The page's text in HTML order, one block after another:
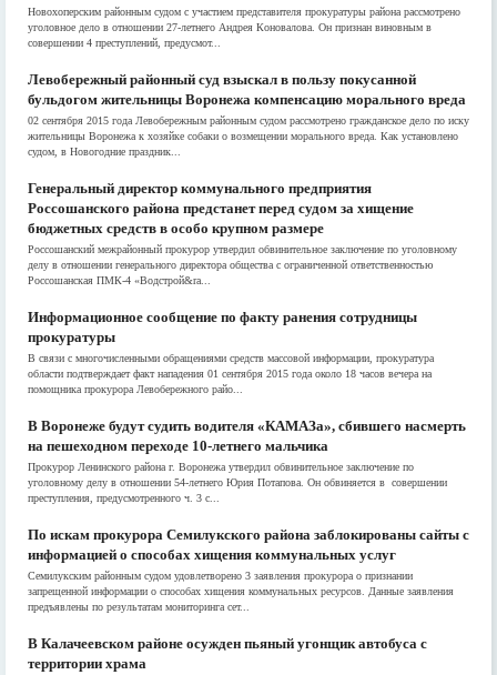
Новохоперским районным судом с участием представителя прокуратуры района рассмотрено
уголовное дело в отношении 27-летнего Андрея Коновалова. Он признан виновным в
совершении 4 преступлений, предусмот...
Левобережный районный суд взыскал в пользу покусанной
бульдогом жительницы Воронежа компенсацию морального вреда
02 сентября 2015 года Левобережным районным судом рассмотрено гражданское дело по иску
жительницы Воронежа к хозяйке собаки о возмещении морального вреда. Как установлено
судом, в Новогодние праздник...
Генеральный директор коммунального предприятия
Россошанского района предстанет перед судом за хищение
бюджетных средств в особо крупном размере
Россошанский межрайонный прокурор утвердил обвинительное заключение по уголовному
делу в отношении генерального директора общества с ограниченной ответственностью
Россошанская ПМК-4 «Водстрой&ra...
Информационное сообщение по факту ранения сотрудницы
прокуратуры
В связи с многочисленными обращениями средств массовой информации, прокуратура
области подтверждает факт нападения 01 сентября 2015 года около 18 часов вечера на
помощника прокурора Левобережного райо...
В Воронеже будут судить водителя «КАМАЗа», сбившего насмерть
на пешеходном переходе 10-летнего мальчика
Прокурор Ленинского района г. Воронежа утвердил обвинительное заключение по
уголовному делу в отношении 54-летнего Юрия Потапова. Он обвиняется в совершении
преступления, предусмотренного ч. 3 с...
По искам прокурора Семилукского района заблокированы сайты с
информацией о способах хищения коммунальных услуг
Семилукским районным судом удовлетворено 3 заявления прокурора о признании
запрещенной информации о способах хищения коммунальных ресурсов. Данные заявления
предъявлены по результатам мониторинга сет...
В Калачеевском районе осужден пьяный угонщик автобуса с
территории храма